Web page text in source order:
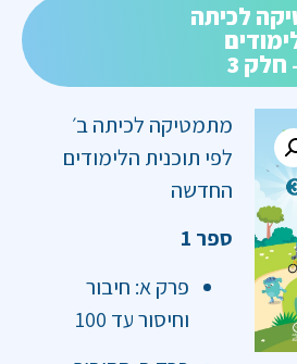
לכיתה
מתמטיקה לכיתה ב׳
לפי תוכנית הלימודים
החדשה
ספר 1
פרק א: חיבור
וחיסור עד 100